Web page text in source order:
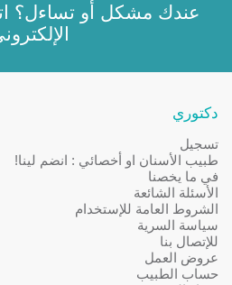
عندك مشكل أو تساءل؟
دكتوري
تسجيل
طبيب الأسنان او أخصائي : انضم لينا!
في ما يخصنا
الأسئلة الشائعة
الشروط العامة للإستخدام
سياسة السرية
للإتصال بنا
عروض العمل
حساب الطبيب